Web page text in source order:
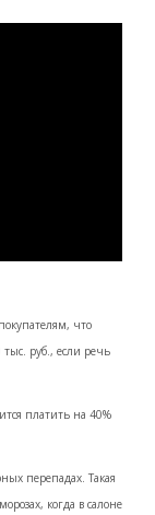
что
руб., если речь
платить на 40%
перепадах. Такая
когда в салоне